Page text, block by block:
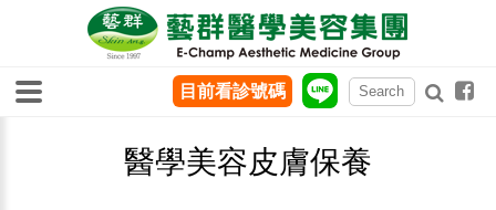
醫學美容皮膚保養
目前看診號碼